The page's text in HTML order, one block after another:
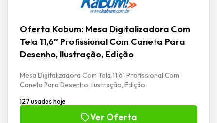
Oferta Kabum: Mesa Digitalizadora Com
Tela 11,6″ Profissional Com Caneta Para
Desenho, Ilustração, Edição
Mesa Digitalizadora Com Tela 11,6" Profissional Com
Caneta Para Desenho, Ilustração, Edição
127 usados hoje
Ver Oferta